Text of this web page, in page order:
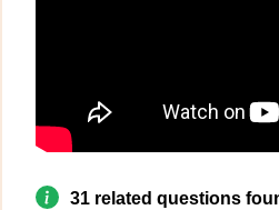
31 related questions